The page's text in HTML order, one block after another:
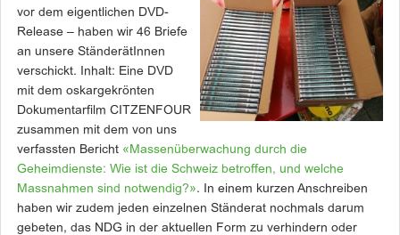
vor dem eigentlichen DVD-
Release – haben wir 46 Briefe
an unsere StänderätInnen
verschickt. Inhalt: Eine DVD
mit dem oskargekrönten
Dokumentarfilm CITZENFOUR
zusammen mit dem von uns
verfassten Bericht «Massenüberwachung durch die
Geheimdienste: Wie ist die Schweiz betroffen, und welche
Massnahmen sind notwendig?». In einem kurzen Anschreiben
haben wir zudem jeden einzelnen Ständerat nochmals darum
gebeten, das NDG in der aktuellen Form zu verhindern oder